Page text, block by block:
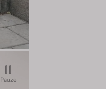
Pauze